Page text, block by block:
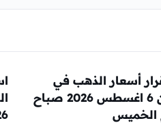
أسعار الذهب في
اليمن 6 اغسطس 2026 صباح
الخميس